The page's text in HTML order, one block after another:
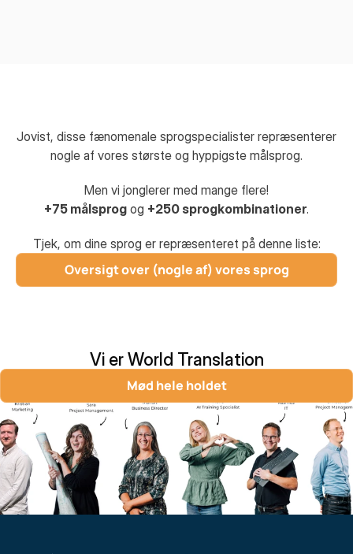
Jovist, disse fænomenale sprogspecialister repræsenterer
nogle af vores største og hyppigste målsprog.
Men vi jonglerer med mange flere!
+75 målsprog og +250 sprogkombinationer.
Tjek, om dine sprog er repræsenteret på denne liste:
Oversigt over (nogle af) vores sprog
Vi er World Translation
Mød hele holdet